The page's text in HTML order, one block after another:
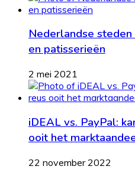
Nederlandse
en patisserieën
2 mei 2021
iDEAL vs. PayPal:
ooit het
22 november 2022